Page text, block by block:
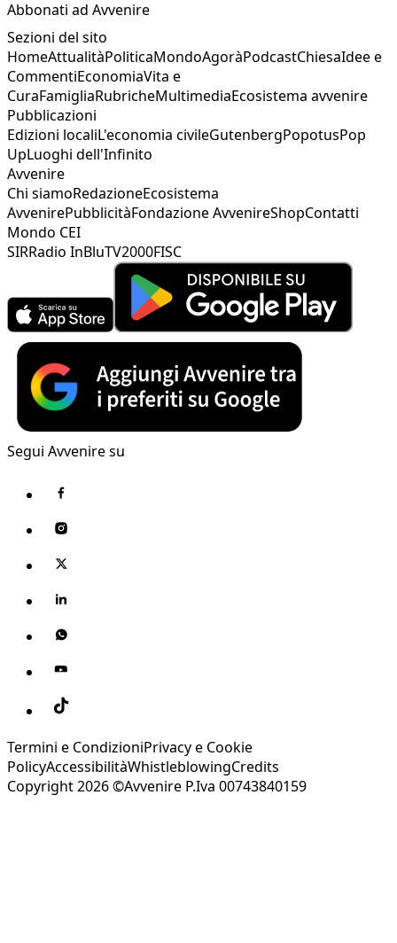
Abbonati ad Avvenire
Sezioni del sito
HomeAttualitàPoliticaMondoAgoràPodcastChiesaIdee e
CommentiEconomiaVita e
CuraFamigliaRubricheMultimediaEcosistema avvenire
Pubblicazioni
Edizioni localiL'economia civileGutenbergPopotusPop
UpLuoghi dell'Infinito
Avvenire
Chi siamoRedazioneEcosistema
AvvenirePubblicitàFondazione AvvenireShopContatti
Mondo CEI
SIRRadio InBluTV2000FISC
Segui Avvenire su
Termini e CondizioniPrivacy e Cookie
PolicyAccessibilitàWhistleblowingCredits
Copyright 2026 ©Avvenire P.Iva 00743840159